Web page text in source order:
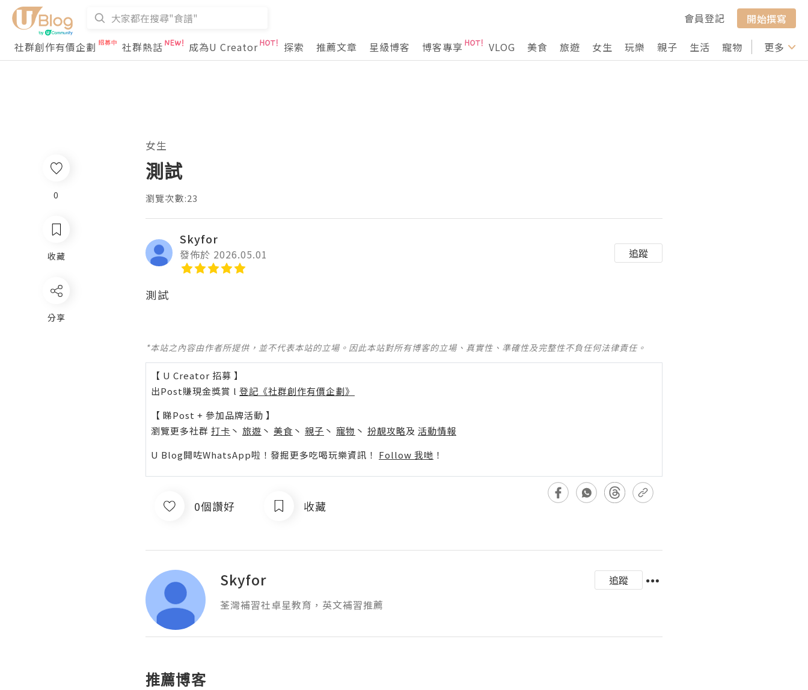
會員登記
開始撰寫
社群創作有價企劃
社群熱話 成為U Creator 探索 推薦文章 星級博客 博客專享 VLOG 美食 旅遊 女生 玩樂 親子 生活 寵物 行山 打卡
更多
女生
測試
瀏覽次數:23
Skyfor
發佈於 2026.05.01 追蹤
測試
*本站之內容由作者所提供，並不代表本站的立場。因此本站對所有博客的立場、真實性、準確性及完整性不負任何法律責任。
【 U Creator 招募 】
出Post賺現金獎賞 l 登記《社群創作有價企劃》
【 睇Post + 參加品牌活動 】
瀏覽更多社群 打卡 丶 旅遊 丶 美食 丶 親子 丶 寵物 丶 扮靚攻略及 活動情報
U Blog開咗WhatsApp啦！發掘更多吃喝玩樂資訊！ Follow 我哋 ！
0個讚好 收藏
Skyfor
追蹤
荃灣補習社卓星教育，英文補習推薦
推薦博客
0
收藏
分享